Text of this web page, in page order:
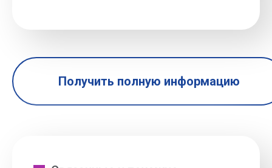
Получить полную информацию